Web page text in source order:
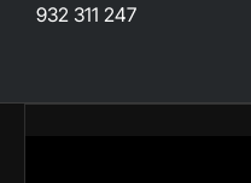
932 311 247